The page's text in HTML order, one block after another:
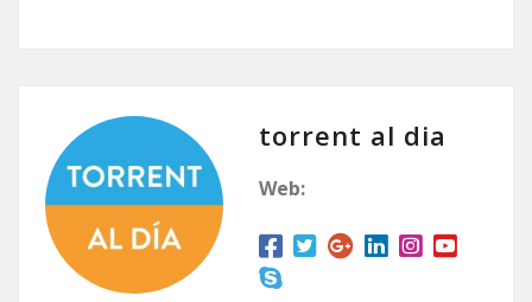
entrenamiento apenas
acudieron un tercio de
las jugadoras…
torrent al dia
Web: